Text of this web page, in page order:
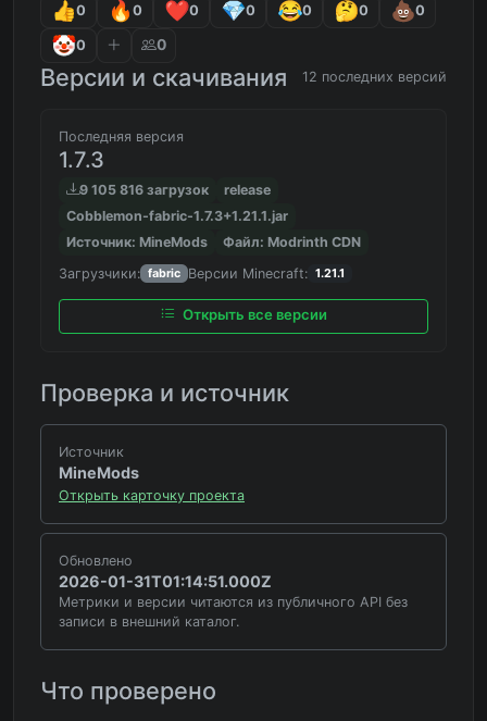
0 0 0 0 0 0 0
0 0
Версии и скачивания 12 последних версий
Последняя версия
1.7.3
9 105 816 загрузок
release
Cobblemon-fabric-1.7.3+1.21.1.jar
Источник: MineMods
Файл: Modrinth CDN
Загрузчики: fabric Версии Minecraft: 1.21.1
Открыть все версии
Проверка и источник
Источник
MineMods
Открыть карточку проекта
Обновлено
2026-01-31T01:14:51.000Z
Метрики и версии читаются из публичного API без
записи в внешний каталог.
Что проверено